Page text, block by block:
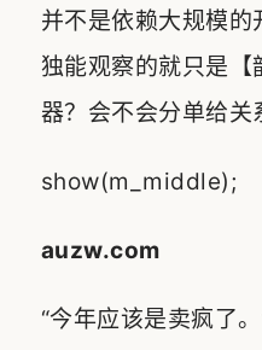
并不是依赖大规模
独能观察的就只是
器？会不会分单给关
show(m_middle);
auzw.com
“今年应该是卖疯了